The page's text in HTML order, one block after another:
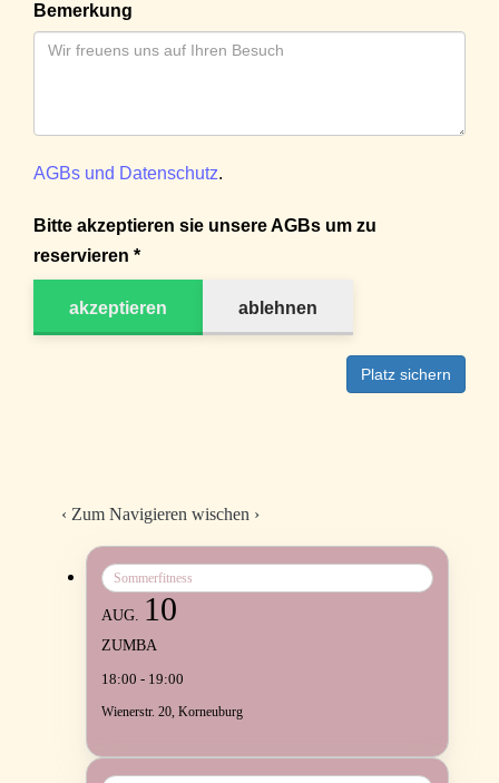
Bemerkung
AGBs und Datenschutz.
Bitte akzeptieren sie unsere AGBs um zu
reservieren *
akzeptieren ablehnen
Platz sichern
Sommerfitness
AUG. 10
ZUMBA
18:00 - 19:00
Wienerstr. 20, Korneuburg
‹ Zum Navigieren wischen ›